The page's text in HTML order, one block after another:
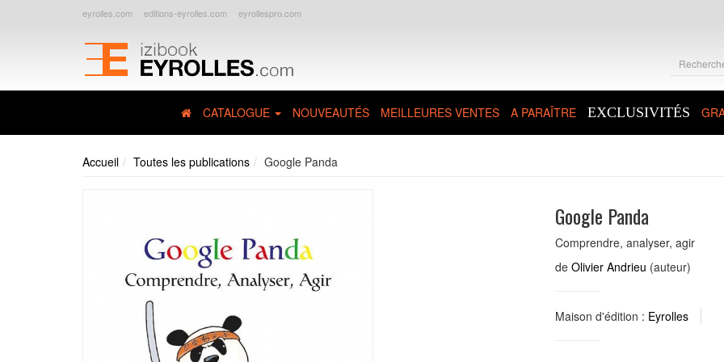
eyrolles.com editions-eyrolles.com eyrollespro.com
CATALOGUE NOUVEAUTÉS MEILLEURES VENTES A PARAÎTRE EXCLUSIVITÉS
Accueil Toutes les publications Google Panda
Google Panda
Comprendre, analyser, agir
de Olivier Andrieu (auteur)
Maison d'édition : Eyrolles